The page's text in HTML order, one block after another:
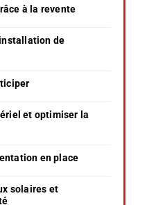
à la revente
de
et optimiser la
en place
solaires et